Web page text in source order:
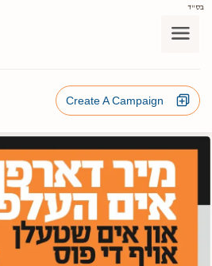
בס"ד
Create A Campaign